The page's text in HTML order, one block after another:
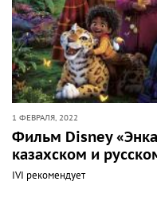
1 ФЕВРАЛЯ, 2022
Фильм Disney
казахском и
IVI рекомендует